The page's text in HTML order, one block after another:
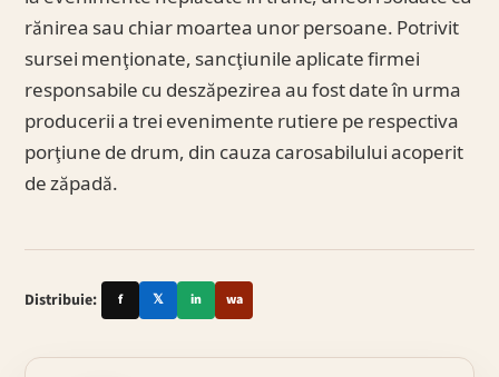
rănirea sau chiar moartea unor persoane. Potrivit
sursei menţionate, sancţiunile aplicate firmei
responsabile cu deszăpezirea au fost date în urma
producerii a trei evenimente rutiere pe respectiva
porţiune de drum, din cauza carosabilului acoperit
de zăpadă.
Distribuie: f 𝕏 in wa